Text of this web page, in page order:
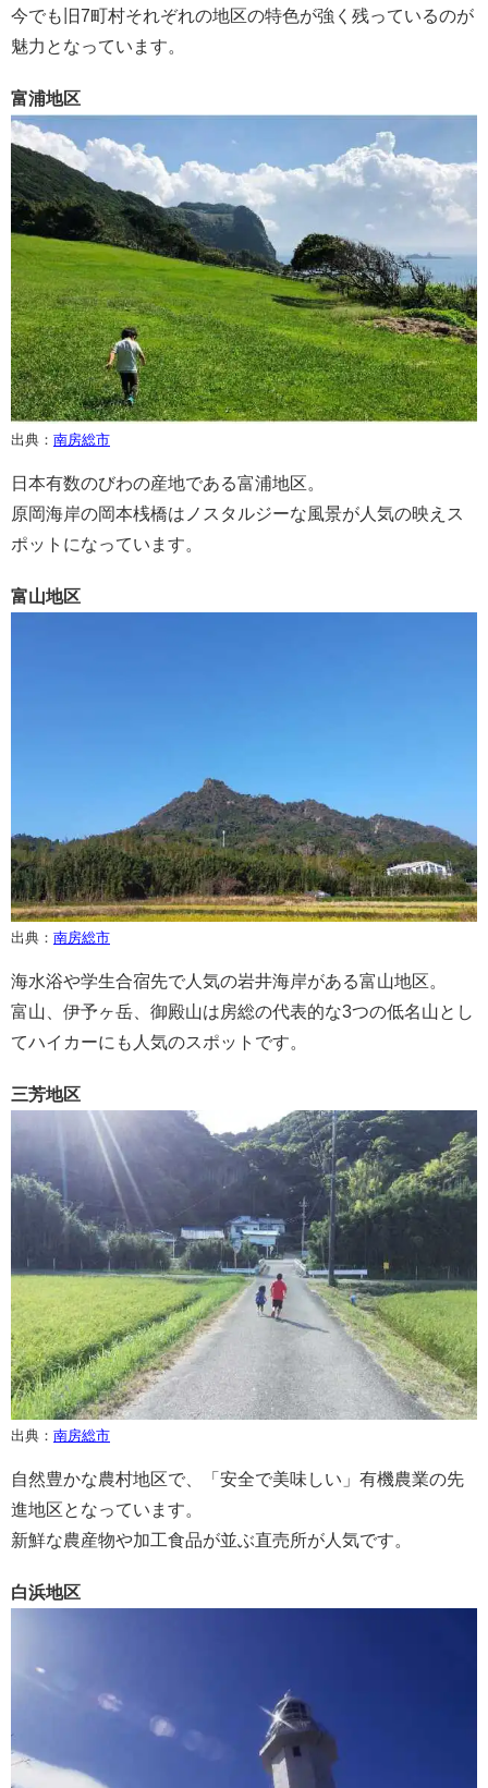
今でも旧7町村それぞれの地区の特色が強く残っているのが
魅力となっています。
富浦地区
出典： 南房総市
日本有数のびわの産地である富浦地区。
原岡海岸の岡本桟橋はノスタルジーな風景が人気の映えス
ポットになっています。
富山地区
出典： 南房総市
海水浴や学生合宿先で人気の岩井海岸がある富山地区。
富山、伊予ヶ岳、御殿山は房総の代表的な3つの低名山とし
てハイカーにも人気のスポットです。
三芳地区
出典： 南房総市
自然豊かな農村地区で、「安全で美味しい」有機農業の先
進地区となっています。
新鮮な農産物や加工食品が並ぶ直売所が人気です。
白浜地区